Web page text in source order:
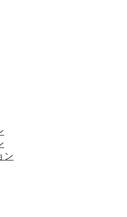
ン